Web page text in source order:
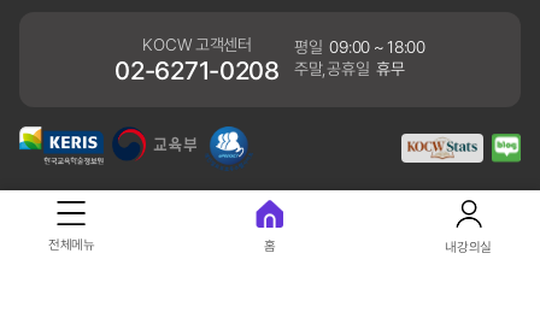
KOCW 고객센터
02-6271-0208
평일 09:00 ~ 18:00
주말,공휴일 휴무
개인정보처리방침
41061 대구광역시 동구 동내로 64 (동내동 1119) 우)41061
전체메뉴 홈 내강의실